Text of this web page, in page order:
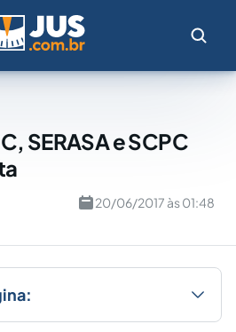
SERASA e SCPC
20/06/2017 às 01:48